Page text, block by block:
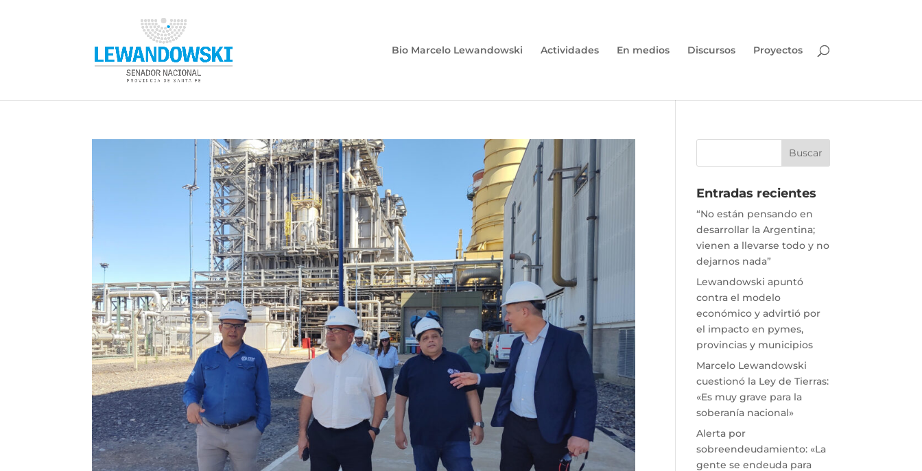
Bio Marcelo Lewandowski Actividades En medios Discursos Proyectos
Entradas recientes
“No están pensando en
desarrollar la Argentina;
vienen a llevarse todo y no
dejarnos nada”
Lewandowski apuntó
contra el modelo
económico y advirtió por
el impacto en pymes,
provincias y municipios
Marcelo Lewandowski
cuestionó la Ley de Tierras:
«Es muy grave para la
soberanía nacional»
Alerta por
sobreendeudamiento: «La
gente se endeuda para